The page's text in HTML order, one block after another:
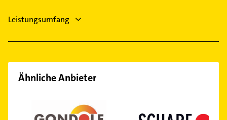
Leistungsumfang
Ähnliche Anbieter